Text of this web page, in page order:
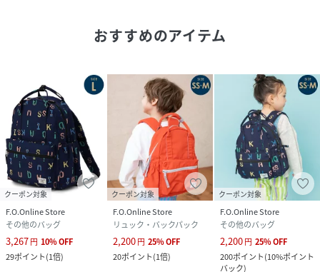
おすすめのアイテム
クーポン対象
F.O.Online Store
その他のバッグ
3,267円 10%OFF
29ポイント(1倍)
クーポン対象
F.O.Online Store
リュック・バックパック
2,200円 25%OFF
20ポイント(1倍)
クーポン対象
F.O.Online Store
その他のバッグ
2,200円 25%OFF
200ポイント(10%ポイント
バック)